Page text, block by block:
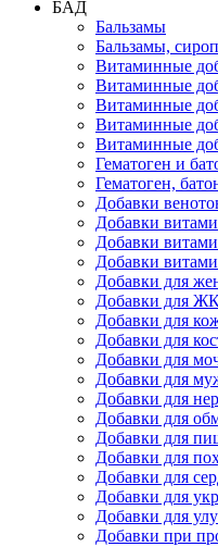
БАД
Бальзамы
Бальзамы,
Витаминные
Витаминные
Витаминные
Витаминные
Витаминные
Гематоген и
Гематоген,
Добавки
Добавки
Добавки
Добавки
Добавки для
Добавки для
Добавки для
Добавки для
Добавки для
Добавки для
Добавки для
Добавки для
Добавки для
Добавки для
Добавки для
Добавки для
Добавки для
Добавки при